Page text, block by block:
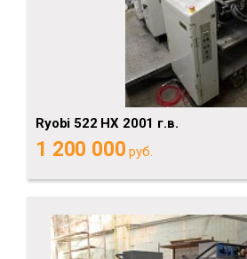
Ryobi 522 HX 2001 г.в.
1 200 000 руб.